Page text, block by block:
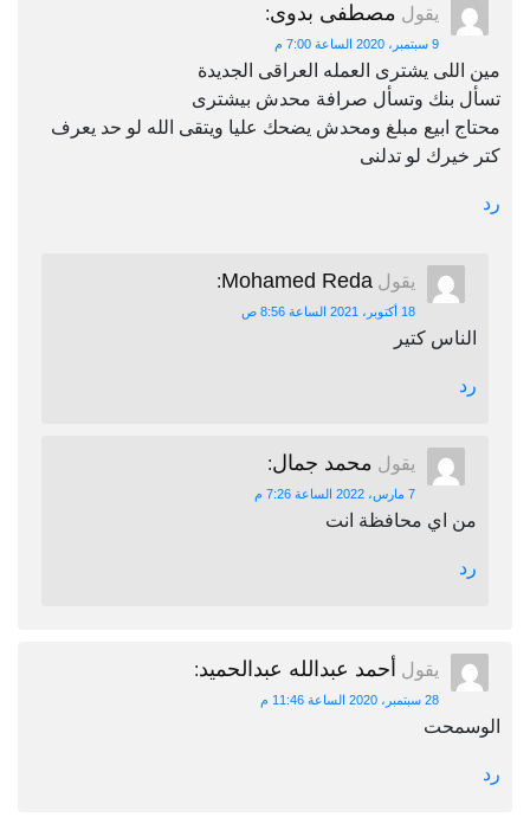
يقول مصطفى بدوى:
9 سبتمبر، 2020 الساعة 7:00 م
مين اللى يشترى العمله العراقى الجديدة
تسأل بنك وتسأل صرافة محدش بيشترى
محتاج ابيع مبلغ ومحدش يضحك عليا ويتقى الله لو حد يعرف
كتر خيرك لو تدلنى
رد
يقول Mohamed Reda
:
18 أكتوبر، 2021 الساعة 8:56 ص
الناس كتير
رد
يقول محمد جمال:
7 مارس، 2022 الساعة 7:26 م
من اي محافظة انت
رد
يقول أحمد عبدالله عبدالحميد:
28 سبتمبر، 2020 الساعة 11:46 م
الوسمحت
رد